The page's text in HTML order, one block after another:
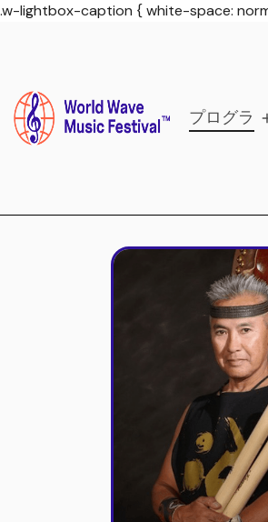
.w-lightbox-caption { white-space:
プログラ